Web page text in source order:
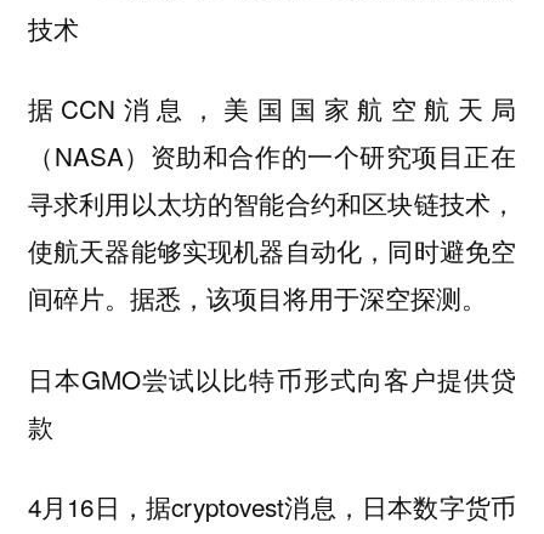
技术
据CCN消息，美国国家航空航天局
（NASA）资助和合作的一个研究项目正在
寻求利用以太坊的智能合约和区块链技术，
使航天器能够实现机器自动化，同时避免空
间碎片。据悉，该项目将用于深空探测。
日本GMO尝试以比特币形式向客户提供贷
款
4月16日，据cryptovest消息，日本数字货币